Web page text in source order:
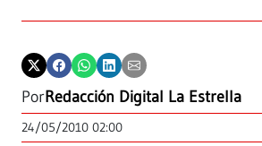
PorRedacción Digital La Estrella
24/05/2010 02:00